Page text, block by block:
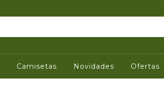
Camisetas Novidades Ofertas